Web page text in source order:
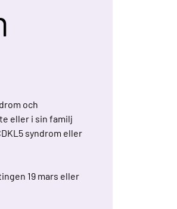
och
eller i sin familj
syndrom eller
19 mars eller